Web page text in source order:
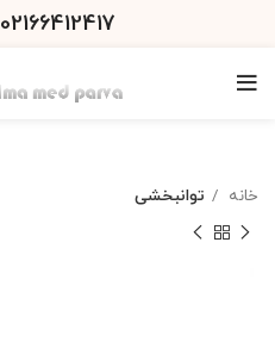
02166412417
خانه توانبخشی